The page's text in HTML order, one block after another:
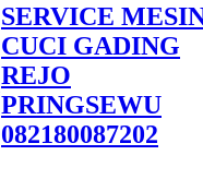
SERVICE
CUCI GADING
REJO
PRINGSEWU
082180087202